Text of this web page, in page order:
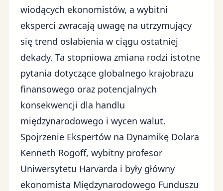
wiodących ekonomistów, a wybitni
eksperci zwracają uwagę na utrzymujący
się trend osłabienia w ciągu ostatniej
dekady. Ta stopniowa zmiana rodzi istotne
pytania dotyczące globalnego krajobrazu
finansowego oraz potencjalnych
konsekwencji dla handlu
międzynarodowego i wycen walut.
Spojrzenie Ekspertów na Dynamikę Dolara
Kenneth Rogoff, wybitny profesor
Uniwersytetu Harvarda i były główny
ekonomista Międzynarodowego Funduszu